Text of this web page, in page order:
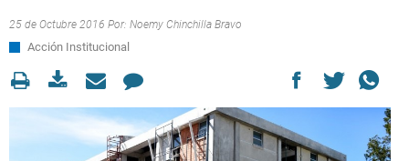
25 de Octubre 2016 Por: Noemy Chinchilla Bravo
Acción Institucional